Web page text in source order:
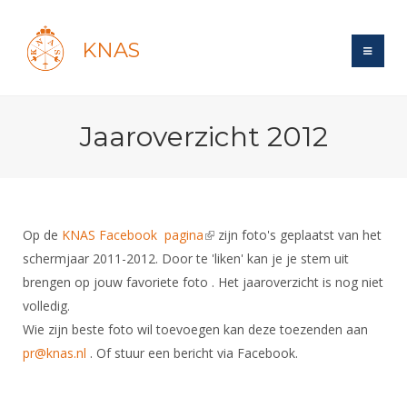
KNAS
Polls
Forums
Maandelijks archief
Lidmaatschap
Reglementen
Ledencijfers
Introductie
Recreatiesport
Veteranen
Lichtzwaardschermen
Wat is topsport
Nieuws
NK's
Informatie
Voor de jeugd
Spreekbeurtpakket
Jeugdkampen
Forums
Forums
Zoek Vereniging
Jaaroverzicht 2012
Op de KNAS Facebook pagina(link is external)
zijn foto's geplaatst van het
schermjaar 2011-2012. Door te 'liken' kan je je stem uit
brengen op jouw favoriete foto . Het jaaroverzicht is nog niet
volledig.
Wie zijn beste foto wil toevoegen kan deze toezenden aan
pr@knas.nl . Of stuur een bericht via Facebook.